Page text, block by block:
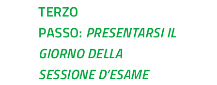
TERZO
PASSO: PRESENTARSI IL
GIORNO DELLA
SESSIONE D’ESAME